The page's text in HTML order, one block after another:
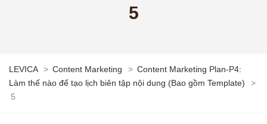
5
LEVICA > Content Marketing > Content Marketing Plan-P4:
Làm thế nào để tạo lịch biên tập nội dung (Bao gồm Template)
>
5